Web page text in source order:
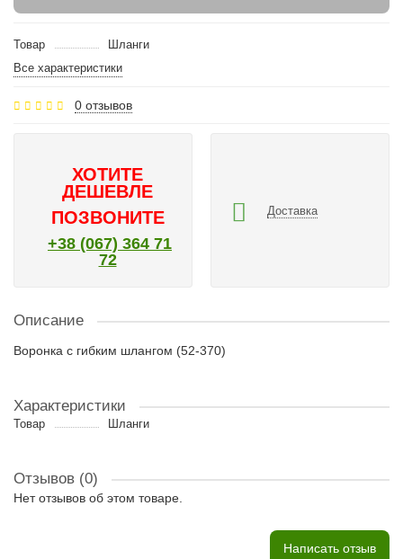
Товар
Шланги
Все характеристики
0 отзывов
ХОТИТЕ
ДЕШЕВЛЕ
ПОЗВОНИТЕ
+38 (067) 364 71
72
Доставка
Описание
Воронка с гибким шлангом (52-370)
Характеристики
Товар Шланги
Отзывов (0)
Нет отзывов об этом товаре.
Написать отзыв